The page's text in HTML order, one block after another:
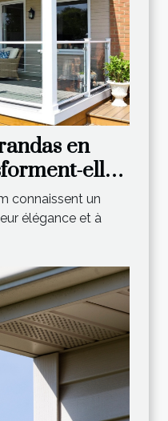
en
elles
?
connaissent un
élégance et à